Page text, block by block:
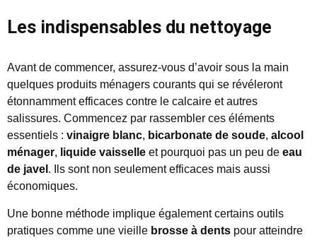
Les indispensables du nettoyage
Avant de commencer, assurez-vous d’avoir sous la main
quelques produits ménagers courants qui se révéleront
étonnamment efficaces contre le calcaire et autres
salissures. Commencez par rassembler ces éléments
essentiels : vinaigre blanc, bicarbonate de soude, alcool
ménager, liquide vaisselle et pourquoi pas un peu de eau
de javel . Ils sont non seulement efficaces mais aussi
économiques.
Une bonne méthode implique également certains outils
pratiques comme une vieille brosse à dents pour atteindre